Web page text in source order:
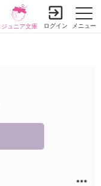
メニュー
ジュニア文庫 ログイン